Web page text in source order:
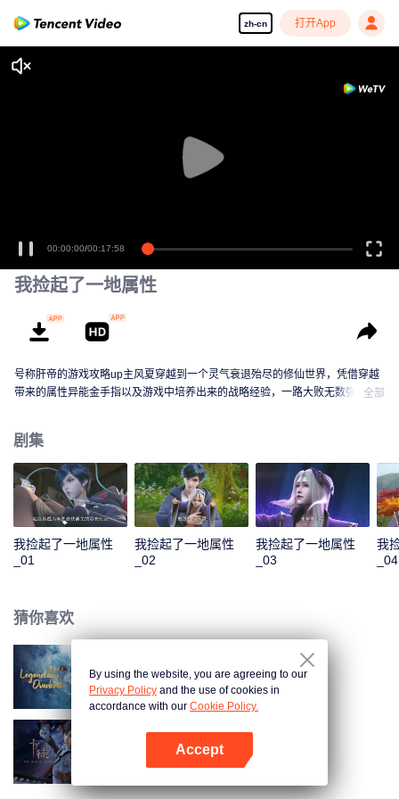
zh-cn 打开App
00:00:00/00:17:58
我捡起了一地属性
号称肝帝的游戏攻略up主风夏穿越到一个灵气衰退殆尽的修仙世界，凭借穿越
带来的属性异能金手指以及游戏中培养出来的战略经验，一路大败无数强敌，
的迫害，并复苏了玄元世界的天地灵气；玄元世界灵气复苏后，界外势力将玄
元世界视为一块肥肉，开始抢夺。为保此界安宁，风夏与尘海老祖携手弑神，
守护住了世界和平；但尘海老祖却因此不幸身逝，为找到使尘海老祖复生的办
法，风夏最终踏上了成神之路。
全部
剧集
我捡起了一地属性
_01
我捡起了一地属性
_02
我捡起了一地属性
_03
我
_04
猜你喜欢
雪鹰领主动漫
By using the website, you are agreeing to our
Privacy Policy and the use of cookies in
accordance with our Cookie Policy.
Accept